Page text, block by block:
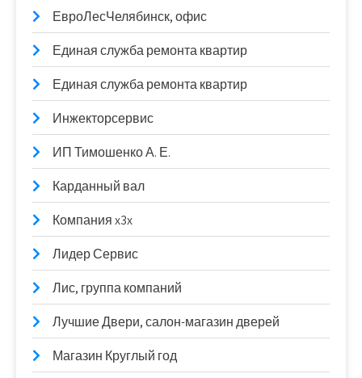
ЕвроЛесЧелябинск, офис
Единая служба ремонта квартир
Единая служба ремонта квартир
Инжекторсервис
ИП Тимошенко А. Е.
Карданный вал
Компания x3x
Лидер Сервис
Лис, группа компаний
Лучшие Двери, салон-магазин дверей
Магазин Круглый год